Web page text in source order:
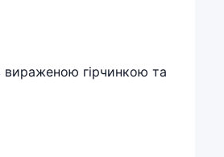
вираженою гірчинкою та